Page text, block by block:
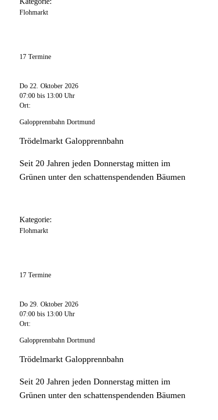
Flohmarkt
17 Termine
Do 22. Oktober 2026
07:00 bis 13:00 Uhr
Ort:
Galopprennbahn Dortmund
Trödelmarkt Galopprennbahn
Seit 20 Jahren jeden Donnerstag mitten im
Grünen unter den schattenspendenden Bäumen
Kategorie:
Flohmarkt
17 Termine
Do 29. Oktober 2026
07:00 bis 13:00 Uhr
Ort:
Galopprennbahn Dortmund
Trödelmarkt Galopprennbahn
Seit 20 Jahren jeden Donnerstag mitten im
Grünen unter den schattenspendenden Bäumen